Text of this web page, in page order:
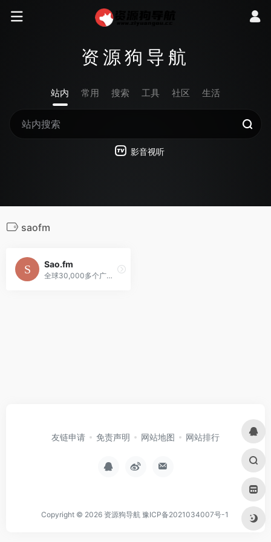
资源狗导航
站内 常用 搜索 工具 社区 生活
影音视听
saofm
Sao.fm
全球30,000多个广播电台免费在线收听服务的轻量型音频平台。
友链申请 免责声明 网站地图 网站排行
Copyright © 2026 资源狗导航 豫ICP备2021034007号-1